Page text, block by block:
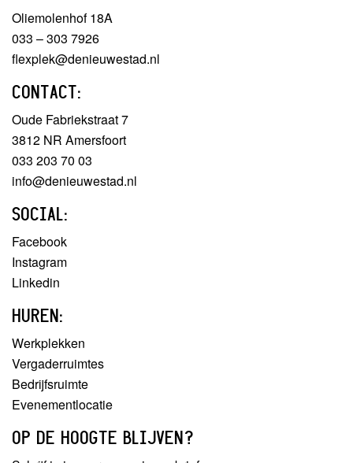
Oliemolenhof 18A
033 – 303 7926
flexplek@denieuwestad.nl
CONTACT:
Oude Fabriekstraat 7
3812 NR Amersfoort
033 203 70 03
info@denieuwestad.nl
SOCIAL:
Facebook
Instagram
Linkedin
HUREN:
Werkplekken
Vergaderruimtes
Bedrijfsruimte
Evenementlocatie
OP DE HOOGTE BLIJVEN?